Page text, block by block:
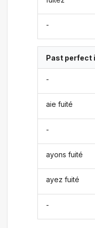
-
Past perfect
-
aie fuité
-
ayons fuité
ayez fuité
-